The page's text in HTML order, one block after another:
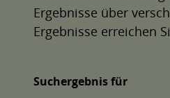
Ergebnisse über
Ergebnisse erreichen
Suchergebnis für